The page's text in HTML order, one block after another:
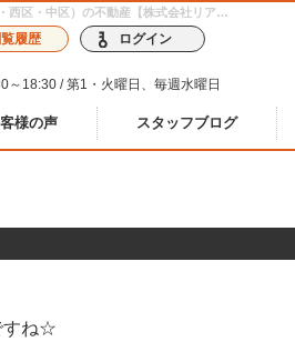
堺市堺区幸通 新築一戸建て☆【2020-02-24更新】お知らせ | 大阪府堺市（堺区・北区・西区・中区）の不動産【株式会社リアンホーム】
履歴 ログイン
～18:30 / 第1・火曜日、毎週水曜日
様の声 スタッフブログ
すね☆